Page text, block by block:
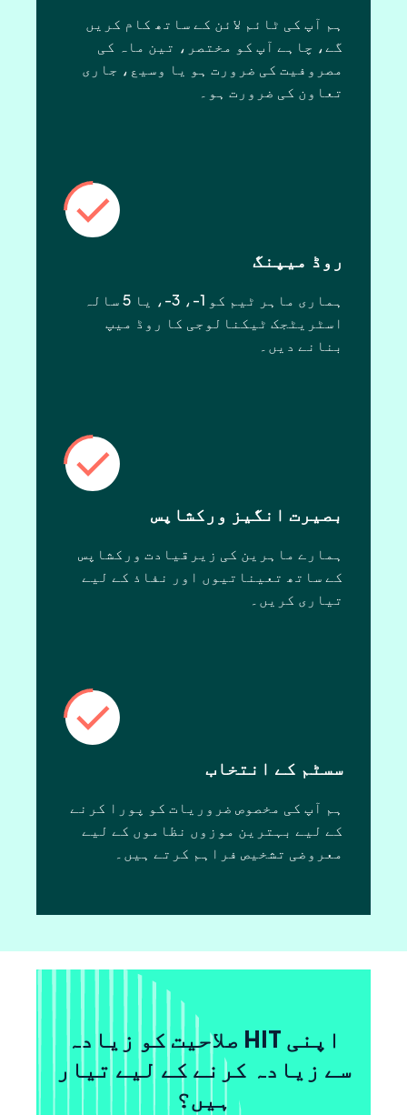
ہم آپ کی ٹائم لائن کے ساتھ کام کریں
گے، چاہے آپ کو مختصر، تین ماہ کی
مصروفیت کی ضرورت ہو یا وسیع، جاری
تعاون کی ضرورت ہو۔
روڈ میپنگ
ہماری ماہر ٹیم کو 1-، 3-، یا 5 سالہ
اسٹریٹجک ٹیکنالوجی کا روڈ میپ
بنانے دیں۔
بصیرت انگیز ورکشاپس
ہمارے ماہرین کی زیرقیادت ورکشاپس
کے ساتھ تعیناتیوں اور نفاذ کے لیے
تیاری کریں۔
سسٹم کے انتخاب
ہم آپ کی مخصوص ضروریات کو پورا کرنے
کے لیے بہترین موزوں نظاموں کے لیے
معروضی تشخیص فراہم کرتے ہیں۔
اپنی HIT صلاحیت کو زیادہ
سے زیادہ کرنے کے لیے تیار
ہیں؟